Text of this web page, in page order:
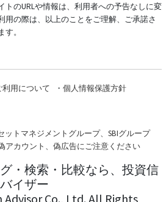
トのURLや情報は、利用者への予告なしに変
用の際は、以上のことをご理解、ご承諾さ
。
用について ・ 個人情報保護方針
ットマネジメントグループ、SBIグループ
アカウント、偽広告にご注意ください
・検索・比較なら、投資信
イザー
Co., Ltd. All Rights